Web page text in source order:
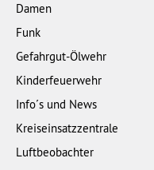
Damen
Funk
Gefahrgut-Ölwehr
Kinderfeuerwehr
Info´s und News
Kreiseinsatzzentrale
Luftbeobachter